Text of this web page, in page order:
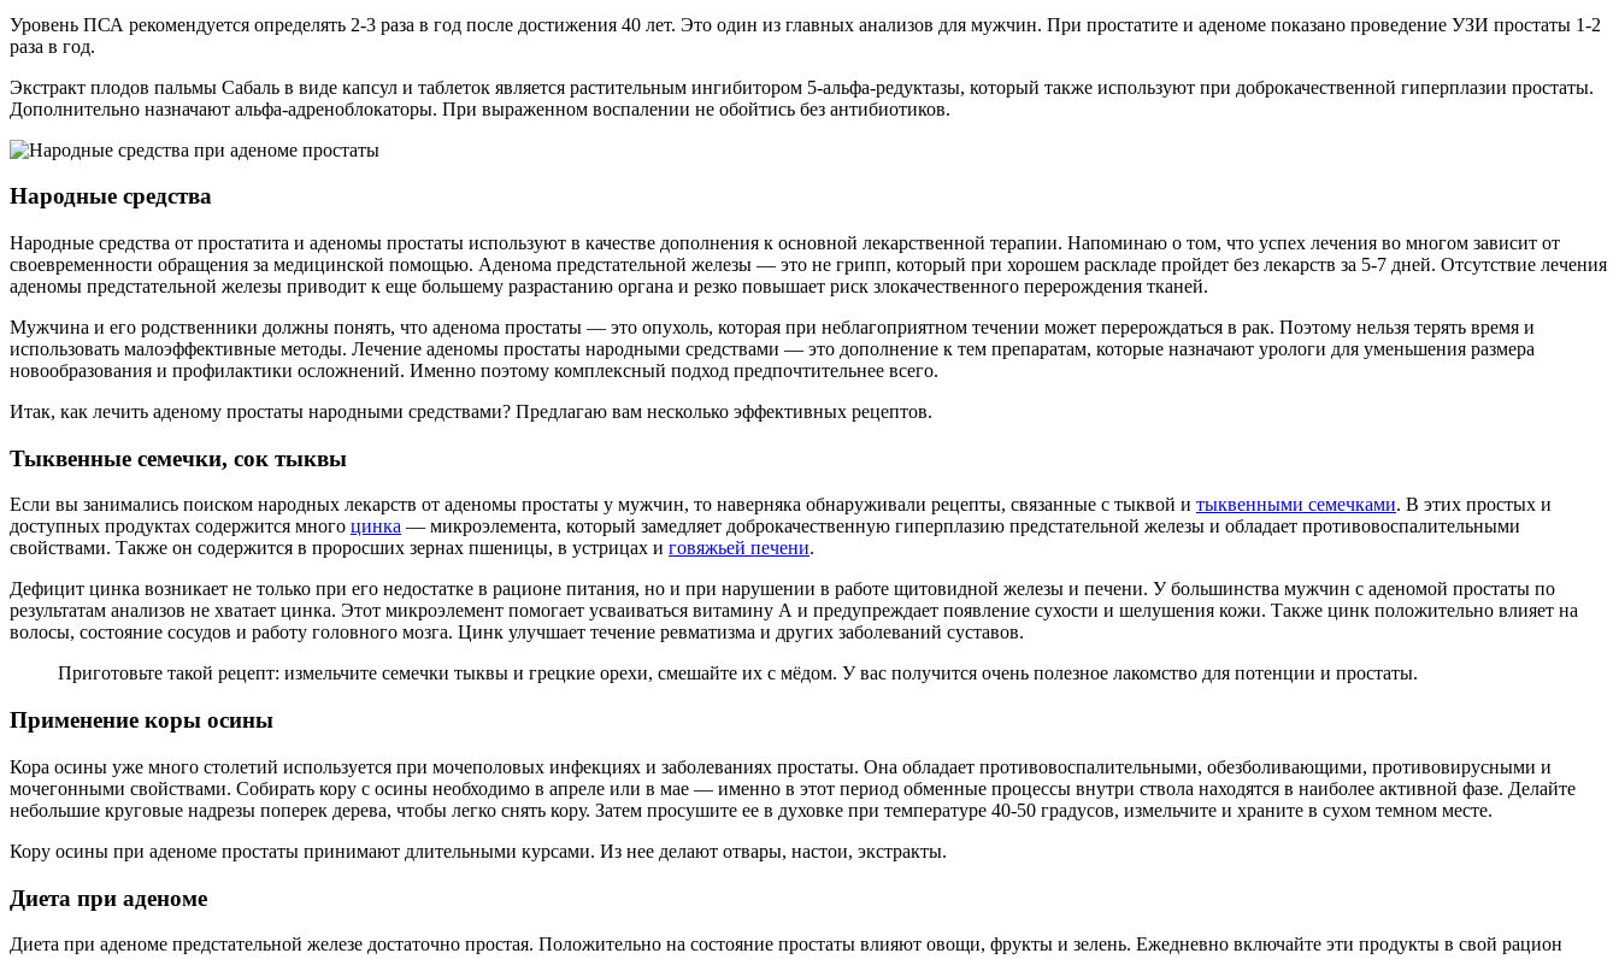
Уровень ПСА рекомендуется определять 2-3 раза в год после достижения 40 лет. Это один из главных анализов для мужчин. При простатите и аденоме показано проведение УЗИ простаты 1-2
раза в год.
Экстракт плодов пальмы Сабаль в виде капсул и таблеток является растительным ингибитором 5-альфа-редуктазы, который также используют при доброкачественной гиперплазии простаты.
Дополнительно назначают альфа-адреноблокаторы. При выраженном воспалении не обойтись без антибиотиков.
Народные средства
Народные средства от простатита и аденомы простаты используют в качестве дополнения к основной лекарственной терапии. Напоминаю о том, что успех лечения во многом зависит от
своевременности обращения за медицинской помощью. Аденома предстательной железы — это не грипп, который при хорошем раскладе пройдет без лекарств за 5-7 дней. Отсутствие лечения
аденомы предстательной железы приводит к еще большему разрастанию органа и резко повышает риск злокачественного перерождения тканей.
Мужчина и его родственники должны понять, что аденома простаты — это опухоль, которая при неблагоприятном течении может перерождаться в рак. Поэтому нельзя терять время и
использовать малоэффективные методы. Лечение аденомы простаты народными средствами — это дополнение к тем препаратам, которые назначают урологи для уменьшения размера
новообразования и профилактики осложнений. Именно поэтому комплексный подход предпочтительнее всего.
Итак, как лечить аденому простаты народными средствами? Предлагаю вам несколько эффективных рецептов.
Тыквенные семечки, сок тыквы
Если вы занимались поиском народных лекарств от аденомы простаты у мужчин, то наверняка обнаруживали рецепты, связанные с тыквой и тыквенными семечками. В этих простых и
доступных продуктах содержится много цинка — микроэлемента, который замедляет доброкачественную гиперплазию предстательной железы и обладает противовоспалительными
свойствами. Также он содержится в проросших зернах пшеницы, в устрицах и говяжьей печени.
Дефицит цинка возникает не только при его недостатке в рационе питания, но и при нарушении в работе щитовидной железы и печени. У большинства мужчин с аденомой простаты по
результатам анализов не хватает цинка. Этот микроэлемент помогает усваиваться витамину А и предупреждает появление сухости и шелушения кожи. Также цинк положительно влияет на
волосы, состояние сосудов и работу головного мозга. Цинк улучшает течение ревматизма и других заболеваний суставов.
Приготовьте такой рецепт: измельчите семечки тыквы и грецкие орехи, смешайте их с мёдом. У вас получится очень полезное лакомство для потенции и простаты.
Применение коры осины
Кора осины уже много столетий используется при мочеполовых инфекциях и заболеваниях простаты. Она обладает противовоспалительными, обезболивающими, противовирусными и
мочегонными свойствами. Собирать кору с осины необходимо в апреле или в мае — именно в этот период обменные процессы внутри ствола находятся в наиболее активной фазе. Делайте
небольшие круговые надрезы поперек дерева, чтобы легко снять кору. Затем просушите ее в духовке при температуре 40-50 градусов, измельчите и храните в сухом темном месте.
Кору осины при аденоме простаты принимают длительными курсами. Из нее делают отвары, настои, экстракты.
Диета при аденоме
Диета при аденоме предстательной железе достаточно простая. Положительно на состояние простаты влияют овощи, фрукты и зелень. Ежедневно включайте эти продукты в свой рацион